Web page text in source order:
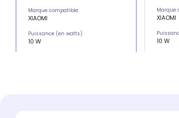
Marque compatible
XIAOMI
Puissance (en watts)
10 W
Marque
XIAOMI
10 W